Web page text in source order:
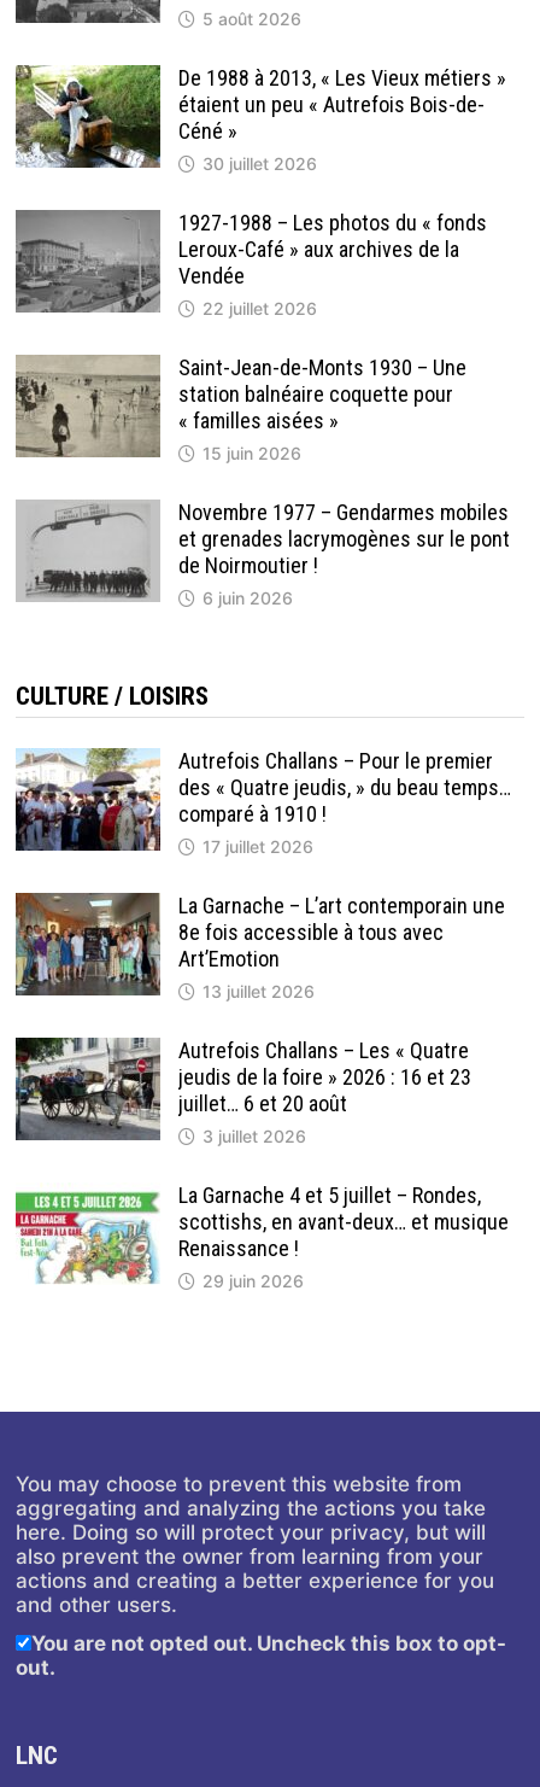
5 août 2026
De 1988 à 2013, « Les Vieux métiers »
étaient un peu « Autrefois Bois-de-
Céné »
30 juillet 2026
1927-1988 – Les photos du « fonds
Leroux-Café » aux archives de la
Vendée
22 juillet 2026
Saint-Jean-de-Monts 1930 – Une
station balnéaire coquette pour
« familles aisées »
15 juin 2026
Novembre 1977 – Gendarmes mobiles
et grenades lacrymogènes sur le pont
de Noirmoutier !
6 juin 2026
CULTURE / LOISIRS
Autrefois Challans – Pour le premier
des « Quatre jeudis, » du beau temps…
comparé à 1910 !
17 juillet 2026
La Garnache – L’art contemporain une
8e fois accessible à tous avec
Art’Emotion
13 juillet 2026
Autrefois Challans – Les « Quatre
jeudis de la foire » 2026 : 16 et 23
juillet… 6 et 20 août
3 juillet 2026
La Garnache 4 et 5 juillet – Rondes,
scottishs, en avant-deux… et musique
Renaissance !
29 juin 2026
You may choose to prevent this website from
aggregating and analyzing the actions you take
here. Doing so will protect your privacy, but will
also prevent the owner from learning from your
actions and creating a better experience for you
and other users.
You are not opted out. Uncheck this box to opt-
out.
LNC